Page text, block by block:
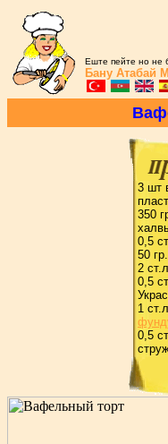
Еште пейте но не
Бану Атабай
3 шт
350
0,5
50
2
0,5
1
0,5